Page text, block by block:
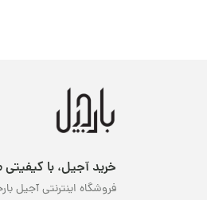
پسته شامی
خرید آجیل، با کیفیتی
فروشگاه اینترنتی آجیل